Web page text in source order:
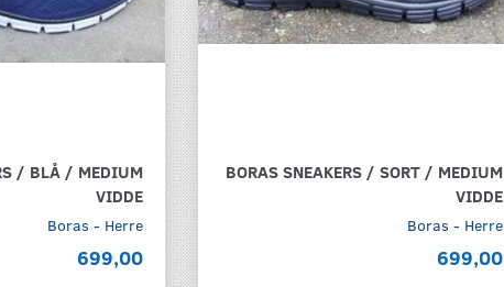
/ BLÅ / MEDIUM
VIDDE
Boras - Herre
699,00
BORAS SNEAKERS / SORT / MEDIUM
VIDDE
Boras - Herre
699,00